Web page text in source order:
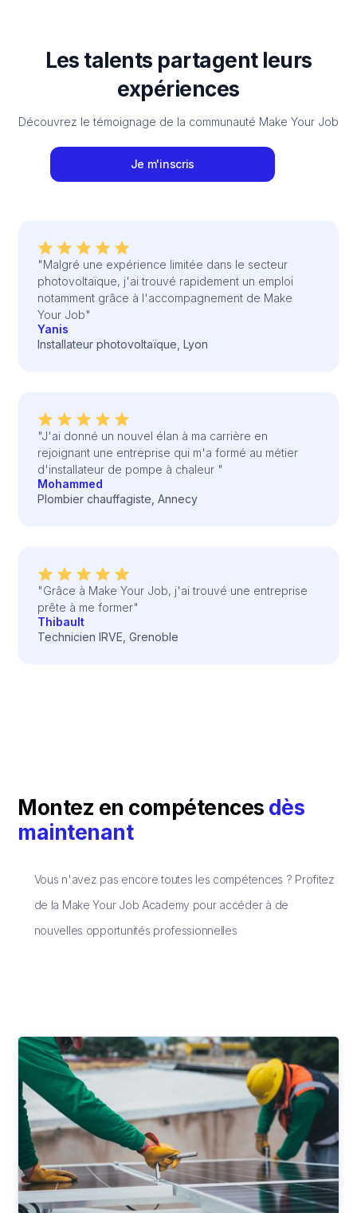
Les talents partagent leurs
expériences
Découvrez le témoignage de la communauté Make Your Job
Je m'inscris
"Malgré une expérience limitée dans le secteur
photovoltaïque, j'ai trouvé rapidement un emploi
notamment grâce à l'accompagnement de Make
Your Job"
Yanis
Installateur photovoltaïque, Lyon
"J'ai donné un nouvel élan à ma carrière en
rejoignant une entreprise qui m'a formé au métier
d'installateur de pompe à chaleur "
Mohammed
Plombier chauffagiste, Annecy
"Grâce à Make Your Job, j'ai trouvé une entreprise
prête à me former"
Thibault
Technicien IRVE, Grenoble
Montez en compétences dès
maintenant
Vous n'avez pas encore toutes les compétences ? Profitez
de la Make Your Job Academy pour accéder à de
nouvelles opportunités professionnelles